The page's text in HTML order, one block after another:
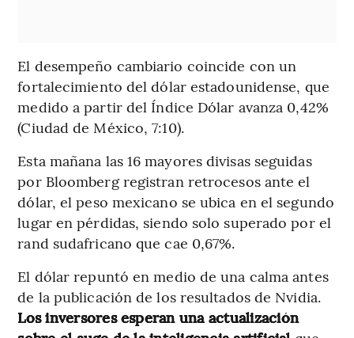
El desempeño cambiario coincide con un
fortalecimiento del dólar estadounidense, que
medido a partir del Índice Dólar avanza 0,42%
(Ciudad de México, 7:10).
Esta mañana las 16 mayores divisas seguidas
por Bloomberg registran retrocesos ante el
dólar, el peso mexicano se ubica en el segundo
lugar en pérdidas, siendo solo superado por el
rand sudafricano que cae 0,67%.
El dólar repuntó en medio de una calma antes
de la publicación de los resultados de Nvidia.
Los inversores esperan una actualización